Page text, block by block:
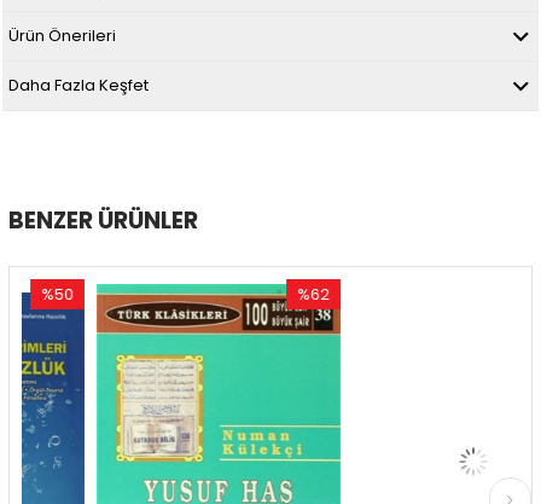
Ürün Önerileri
Daha Fazla Keşfet
BENZER ÜRÜNLER
%62
İndirim